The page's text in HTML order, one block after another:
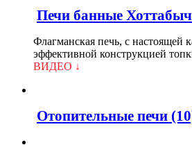
Печи банные Хоттабыч
Флагманская печь, с настоящей
эффективной конструкцией
ВИДЕО ↓
Отопительные печи